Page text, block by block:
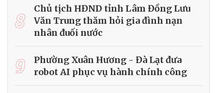
8
Chủ tịch HĐND tỉnh Lâm Đồng Lưu
Văn Trung thăm hỏi gia đình nạn
nhân đuối nước
9
Phường Xuân Hương - Đà Lạt đưa
robot AI phục vụ hành chính công